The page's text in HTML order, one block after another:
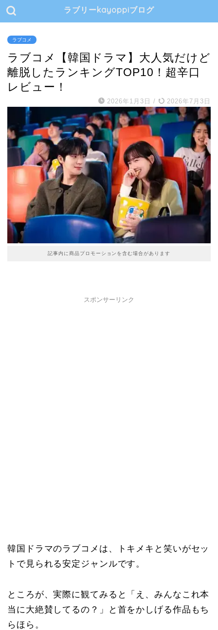
ラブリーkayoppiブログ
ラブコメ
ラブコメ【韓国ドラマ】大人気だけど
離脱したランキングTOP10！超辛口
レビュー！
2026年1月3日 / 2026年7月3日
記事内に商品プロモーションを含む場合があります
スポンサーリンク
韓国ドラマのラブコメは、トキメキと笑いがセッ
トで見られる安定ジャンルです。
ところが、実際に観てみると「え、みんなこれ本
当に大絶賛してるの？」と首をかしげる作品もち
らほら。